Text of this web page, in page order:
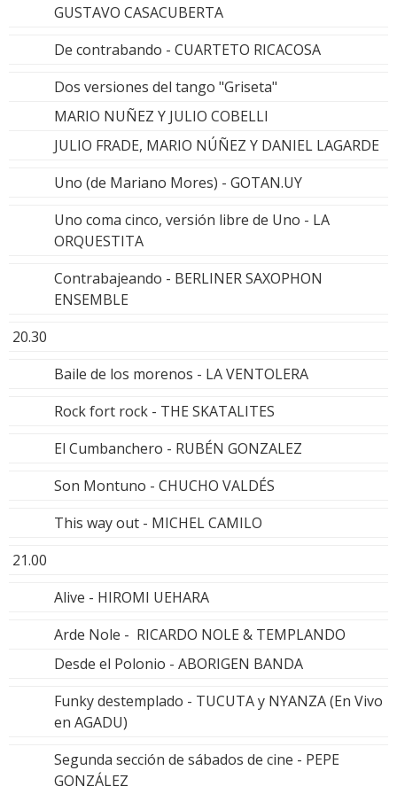
GUSTAVO CASACUBERTA
De contrabando - CUARTETO RICACOSA
Dos versiones del tango "Griseta"
MARIO NUÑEZ Y JULIO COBELLI
JULIO FRADE, MARIO NÚÑEZ Y DANIEL LAGARDE
Uno (de Mariano Mores) - GOTAN.UY
Uno coma cinco, versión libre de Uno - LA
ORQUESTITA
Contrabajeando - BERLINER SAXOPHON
ENSEMBLE
20.30
Baile de los morenos - LA VENTOLERA
Rock fort rock - THE SKATALITES
El Cumbanchero - RUBÉN GONZALEZ
Son Montuno - CHUCHO VALDÉS
This way out - MICHEL CAMILO
21.00
Alive - HIROMI UEHARA
Arde Nole - RICARDO NOLE & TEMPLANDO
Desde el Polonio - ABORIGEN BANDA
Funky destemplado - TUCUTA y NYANZA (En Vivo
en AGADU)
Segunda sección de sábados de cine - PEPE
GONZÁLEZ